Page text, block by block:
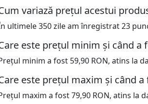
variază prețul acestui
ultimele 350 zile am înregistrat 23
este prețul minim și când a
minim a fost 59,90 RON, atins la
este prețul maxim și când a
maxim a fost 79,90 RON, atins la